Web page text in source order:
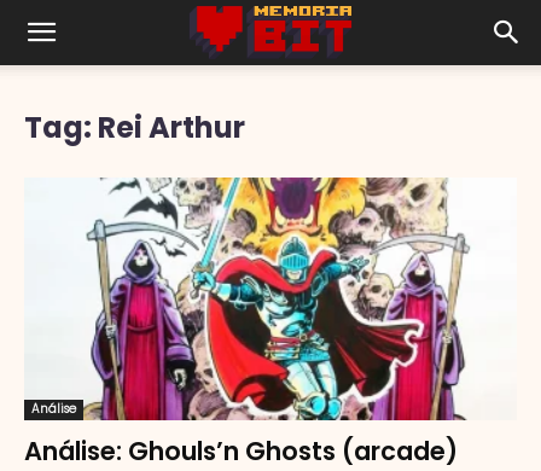
Tag: Rei Arthur
Análise
Análise: Ghouls’n Ghosts (arcade)